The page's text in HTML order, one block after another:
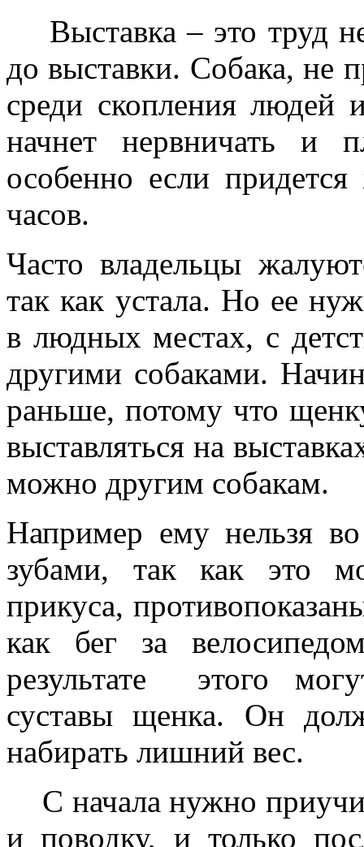
Выставка – это труд
до выставки. Собака, не
среди скопления людей
начнет нервничать и
особенно если
часов.
Часто владельцы
так как устала. Но ее
в людных местах, с
другими собаками.
раньше, потому что
выставляться на
можно другим собакам.
Например ему нельзя
зубами, так как это
прикуса,
как бег за
результате этого
суставы щенка. Он
набирать лишний вес.
С начала нужно
и поводку, и только